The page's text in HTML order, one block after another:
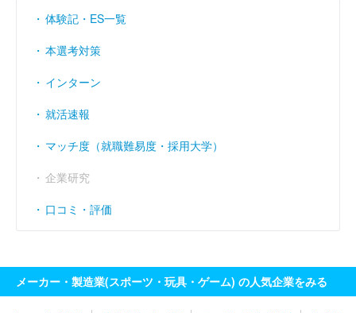
営業利益率 （％）
経常利益率 （％）
体験記・ES一覧
本選考対策
インターン
就活速報
マッチ度（就職難易度・採用大学）
企業研究
口コミ・評価
メーカー・製造業(スポーツ・玩具・ゲーム) の人気企業をみる